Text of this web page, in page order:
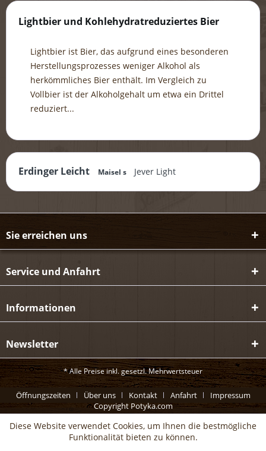
Lightbier und Kohlehydratreduziertes Bier
Lightbier ist Bier, das aufgrund eines besonderen
Herstellungsprozesses weniger Alkohol als
herkömmliches Bier enthält. Im Vergleich zu
Vollbier ist der Alkoholgehalt um etwa ein Drittel
reduziert...
Erdinger Leicht Maisel s Jever Light
Sie erreichen uns
Service und Anfahrt
Informationen
Newsletter
* Alle Preise inkl. gesetzl. Mehrwertsteuer
Öffnungszeiten Über uns Kontakt Anfahrt
Impressum
Copyright Potyka.com
Diese Website verwendet Cookies, um Ihnen die bestmögliche
Funktionalität bieten zu können.